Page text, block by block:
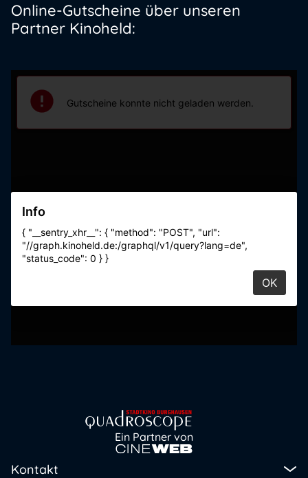
Online-Gutscheine über unseren
Partner Kinoheld:
Ein Partner von
Kontakt